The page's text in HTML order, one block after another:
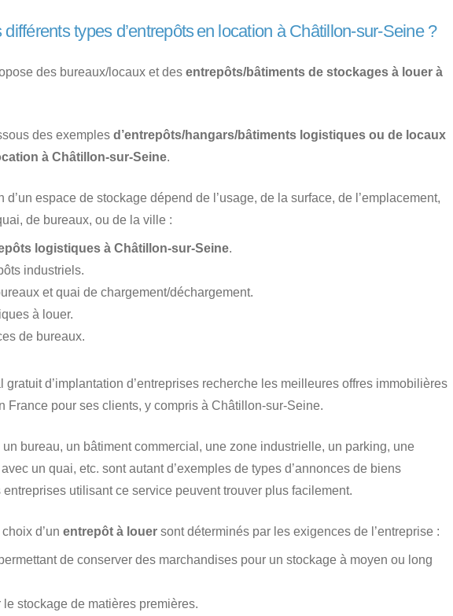
types d’entrepôts en location à Châtillon-sur-Seine ?
des bureaux/locaux et des entrepôts/bâtiments de stockages à louer à
des exemples d’entrepôts/hangars/bâtiments logistiques ou de locaux
à Châtillon-sur-Seine.
d’un espace de stockage dépend de l’usage, de la surface, de l’emplacement,
de bureaux, ou de la ville :
logistiques à Châtillon-sur-Seine.
industriels.
et quai de chargement/déchargement.
à louer.
de bureaux.
gratuit d’implantation d’entreprises recherche les meilleures offres immobilières
France pour ses clients, y compris à Châtillon-sur-Seine.
un bureau, un bâtiment commercial, une zone industrielle, un parking, une
un quai, etc. sont autant d’exemples de types d’annonces de biens
utilisant ce service peuvent trouver plus facilement.
d’un entrepôt à louersont déterminés par les exigences de l’entreprise :
de conserver des marchandises pour un stockage à moyen ou long
le stockage de matières premières.